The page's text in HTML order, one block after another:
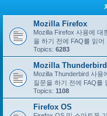
Mozilla Firefox
Mozilla Firefox 사용에 대
을 하기 전에 FAQ를 읽어
Topics: 6283
Mozilla Thunderbird
Mozilla Thunderbird 사용
질문을 하기 전에 FAQ를
Topics: 1108
Firefox OS